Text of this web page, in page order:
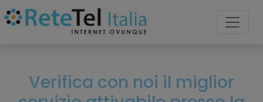
Verifica con noi il miglior